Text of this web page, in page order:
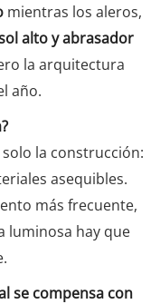
mientras los aleros,
alto y abrasador
la arquitectura
año.
la construcción:
asequibles.
más frecuente,
luminosa hay que
se compensa con